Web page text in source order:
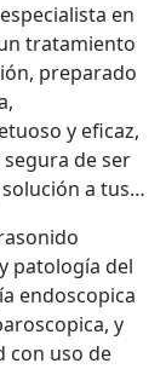
en
tratamiento
preparado
y eficaz,
de ser
a tus
patología del
endoscopica
y
con uso de